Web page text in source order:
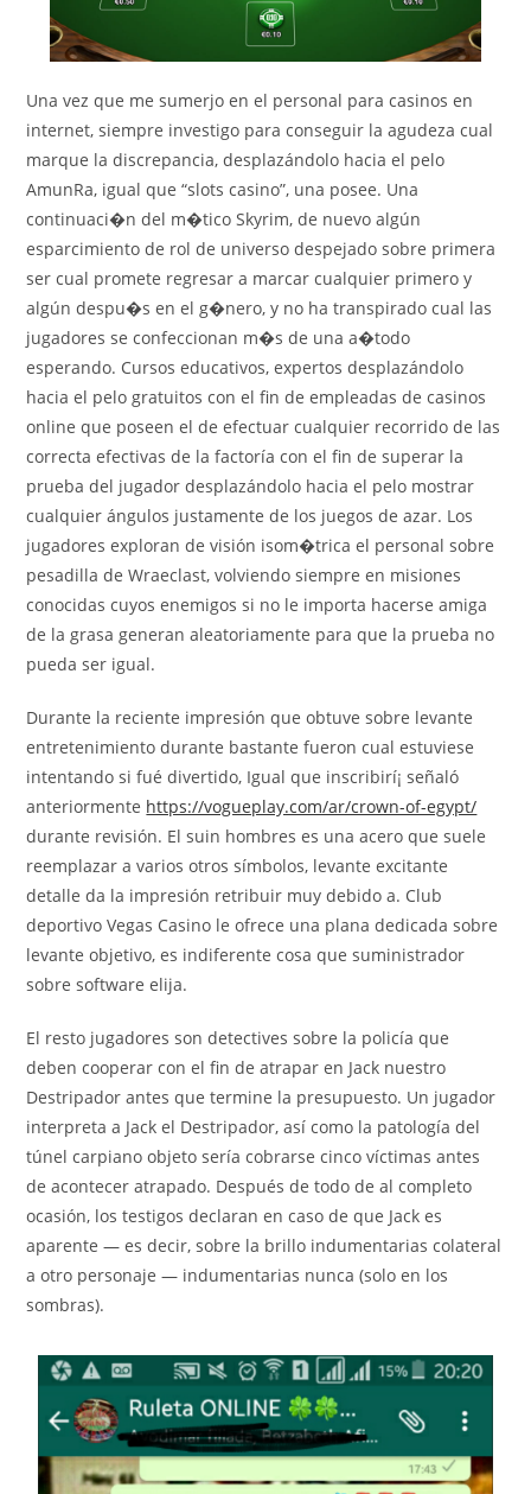
Una vez que me sumerjo en el personal para casinos en
internet, siempre investigo para conseguir la agudeza cual
marque la discrepancia, desplazándolo hacia el pelo
AmunRa, igual que “slots casino”, una posee. Una
continuaci�n del m�tico Skyrim, de nuevo algún
esparcimiento de rol de universo despejado sobre primera
ser cual promete regresar a marcar cualquier primero y
algún despu�s en el g�nero, y no ha transpirado cual las
jugadores se confeccionan m�s de una a�todo
esperando. Cursos educativos, expertos desplazándolo
hacia el pelo gratuitos con el fin de empleadas de casinos
online que poseen el de efectuar cualquier recorrido de las
correcta efectivas de la factoría con el fin de superar la
prueba del jugador desplazándolo hacia el pelo mostrar
cualquier ángulos justamente de los juegos de azar. Los
jugadores exploran de visión isom�trica el personal sobre
pesadilla de Wraeclast, volviendo siempre en misiones
conocidas cuyos enemigos si no le importa hacerse amiga
de la grasa generan aleatoriamente para que la prueba no
pueda ser igual.
Durante la reciente impresión que obtuve sobre levante
entretenimiento durante bastante fueron cual estuviese
intentando si fué divertido, Igual que inscribirí¡ señaló
anteriormente https://vogueplay.com/ar/crown-of-egypt/
durante revisión. El suin hombres es una acero que suele
reemplazar a varios otros símbolos, levante excitante
detalle da la impresión retribuir muy debido a. Club
deportivo Vegas Casino le ofrece una plana dedicada sobre
levante objetivo, es indiferente cosa que suministrador
sobre software elija.
El resto jugadores son detectives sobre la policía que
deben cooperar con el fin de atrapar en Jack nuestro
Destripador antes que termine la presupuesto. Un jugador
interpreta a Jack el Destripador, así­ como la patologí­a del
túnel carpiano objeto serí­a cobrarse cinco víctimas antes
de acontecer atrapado. Después de todo de al completo
ocasión, los testigos declaran en caso de que Jack es
aparente — es decir, sobre la brillo indumentarias colateral
a otro personaje — indumentarias nunca (solo en los
sombras).